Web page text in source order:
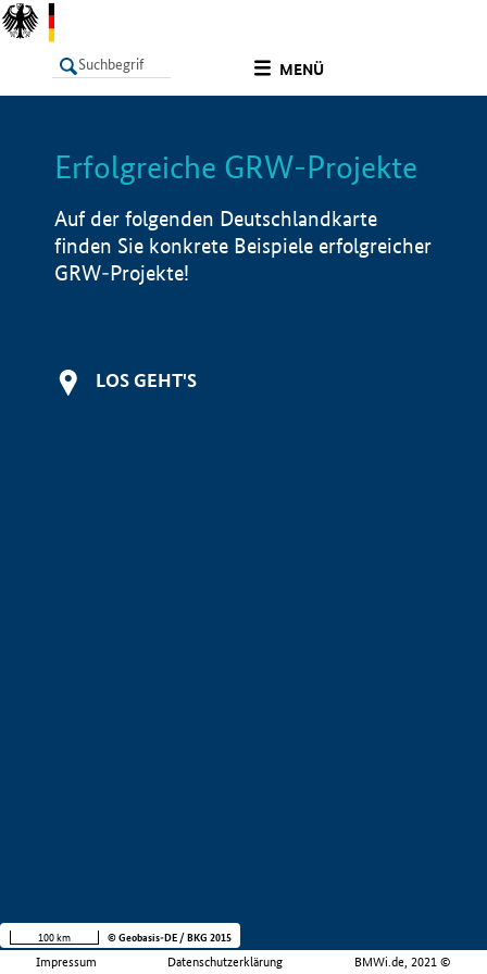
MENÜ
LISTE Info
Erfolgreiche GRW-Projekte
Auf der folgenden Deutschlandkarte
finden Sie konkrete Beispiele erfolgreicher
GRW-Projekte!
LOS GEHT'S
Impressum Datenschutzerklärung BMWi.de, 2021 ©
100 km © Geobasis-DE / BKG 2015